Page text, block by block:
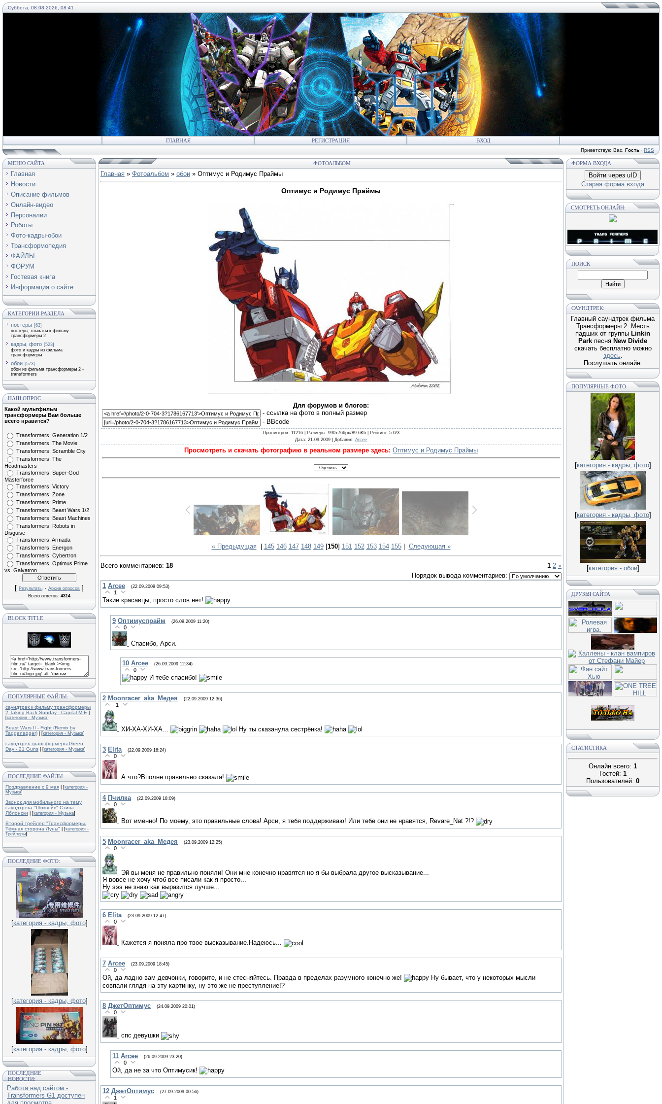
Суббота, 08.08.2026, 08:41
ГЛАВНАЯ РЕГИСТРАЦИЯ ВХОД
Приветствую Вас Гость · RSS
МЕНЮ САЙТА
Главная
Новости
Описание фильмов
Онлайн-видео
Персоналии
Роботы
Фото-кадры-обои
Трансформопедия
ФАЙЛЫ
ФОРУМ
Гостевая книга
Информация о сайте
КАТЕГОРИИ РАЗДЕЛА
постеры [63]
постеры, плакаты к фильму
трансформеры 2
кадры, фото [523]
фото и кадры из фильма
трансформеры
обои [573]
обои из фильма трансформеры 2 -
transformers
НАШ ОПРОС
Какой мультфильм
трансформеры Вам больше
всего нравится?
Transformers: Generation 1/2
Transformers: The Movie
Transformers: Scramble City
Transformers: The
Headmasters
Transformers: Super-God
Masterforce
Transformers: Victory
Transformers: Zone
Transformers: Prime
Transformers: Beast Wars 1/2
Transformers: Beast Machines
Transformers: Robots in
Disguise
Transformers: Armada
Transformers: Energon
Transformers: Cybertron
Transformers: Optimus Prime
vs. Galvatron
[ Результаты · Архив опросов ]
Всего ответов: 4314
BLOCK TITLE
ПОПУЛЯРНЫЕ ФАЙЛЫ:
саундтрек к фильму трансформеры
2 Taking Back Sunday - Capital M-E
[категория - Музыка]
Beast Wars II - Fight (Remix by
Taggenagger)
| [категория - Музыка]
саундтрек трансформеры Green
Day - 21 Guns
| [категория - Музыка]
ПОСЛЕДНИЕ ФАЙЛЫ:
Поздравление с 9 мая | [категория -
Музыка]
Звонок для мобильного на тему
саундтрека "Шоквейв" Стива
Яблонски
| [категория - Музыка]
Второй трейлер "Трансформеры.
Тёмная сторона Луны"
| [категория -
Трейлеры]
ПОСЛЕДНИЕ ФОТО:
[категория - кадры, фото]
[категория - кадры, фото]
[категория - кадры, фото]
ПОСЛЕДНИЕ
НОВОСТИ:
Работа над сайтом -
Transformers G1 доступен
ФОТОАЛЬБОМ
Главная » Фотоальбом » обои » Оптимус и Родимус Праймы
Оптимус и Родимус Праймы
Для форумов и блогов:
- cсылка на фото в полный размер
- BBcode
Просмотров: 11216 | Размеры: 990x766px/89.6Kb | Рейтинг: 5.0/3
Дата: 21.09.2009 | Добавил: Arcee
Просмотреть и скачать фотографию в реальном размере здесь: Оптимус и Родимус Праймы
« Предыдущая| 145 146 147 148 149[150] 151 152 153 154 155| Следующая »
Всего комментариев: 18 1 2 »
Порядок вывода комментариев:
1 Arcee (22.09.2009 09:53)
1
Такие красавцы, просто слов нет!
9 Оптимуспрайм (26.09.2009 11:20)
0
Спасибо, Арси.
10 Arcee (26.09.2009 12:34)
0
И тебе спасибо!
2 Moonracer_aka_Медея (22.09.2009 12:36)
-1
ХИ-ХА-ХИ-ХА... Ну ты сказанула сестрёнка!
3 Elita (22.09.2009 16:24)
0
А что?Вполне правильно сказала!
4 Пчилка (22.09.2009 18:09)
0
Вот именно! По моему, это правильные слова! Арси, я тебя поддерживаю! Или тебе они не нравятся, Revare_Nat ?!?
5 Moonracer_aka_Медея (23.09.2009 12:25)
0
Эй вы меня не правильно поняли! Они мне конечно нравятся но я бы выбрала другое высказывание...
Я вовсе не хочу чтоб все писали как я просто...
Ну эээ не знаю как выразится лучше...
6 Elita (23.09.2009 12:47)
0
Кажется я поняла про твое высказывание.Надеюсь...
7 Arcee (23.09.2009 18:45)
0
Ой, да ладно вам девчонки, говорите, и не стесняйтесь. Правда в пределах разумного конечно же!
Ну бывает, что у некоторых мысли
совпали глядя на эту картинку, ну это же не преступление!?
8 ДжетОптимус (24.09.2009 20:01)
0
спс девушки
11 Arcee (26.09.2009 23:20)
0
Ой, да не за что Оптимусик!
12 ДжетОптимус (27.09.2009 00:56)
1
ФОРМА ВХОДА
Войти через uID
Старая форма входа
СМОТРЕТЬ ОНЛАЙН:
ПОИСК
САУНДТРЕК:
Главный саундтрек фильма
Трансформеры 2: Месть
падших от группы Linkin
Park песня New Divide
скачать бесплатно можно
здесь.
Послушать онлайн:
ПОПУЛЯРНЫЕ ФОТО:
[категория - кадры, фото]
[категория - кадры, фото]
[категория - обои]
ДРУЗЬЯ САЙТА
СТАТИСТИКА
Онлайн всего: 1
Гостей: 1
Пользователей: 0